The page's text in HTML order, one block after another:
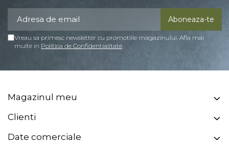
Vreau sa primesc newsletter cu promotiile magazinului. Afla mai
multe in Politica de Confidentialitate
Magazinul meu
Clienti
Date comerciale